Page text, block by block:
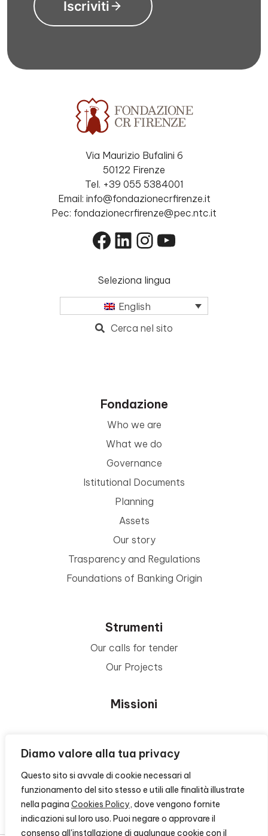
Diamo valore alla tua privacy
Questo sito si avvale di cookie necessari al
funzionamento del sito stesso e utili alle finalità illustrate
nella pagina Cookies Policy, dove vengono fornite
indicazioni sul loro uso. Puoi negare o approvare il
consenso all'installazione di qualunque cookie con il
Iscriviti
Via Maurizio Bufalini 6
50122 Firenze
Tel. +39 055 5384001
Email: info@fondazionecrfirenze.it
Pec: fondazionecrfirenze@pec.ntc.it
Facebook
LinkedIn
Instagram
YouTube
Seleziona lingua
English
Cerca nel sito
Fondazione
Who we are
What we do
Governance
Istitutional Documents
Planning
Assets
Our story
Trasparency and Regulations
Foundations of Banking Origin
Strumenti
Our calls for tender
Our Projects
Missioni
Area Beneficiari
Privacy e Informative
Contacts